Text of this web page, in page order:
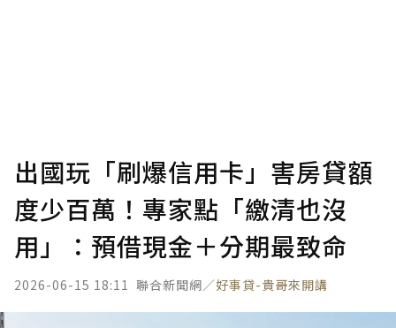
出國玩「刷爆信用卡」害房貸額
度少百萬！專家點「繳清也沒
用」：預借現金＋分期最致命
2026-06-15 18:11 聯合新聞網／好事貸-貴哥來開講